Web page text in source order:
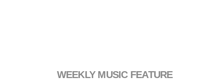
WEEKLY MUSIC FEATURE